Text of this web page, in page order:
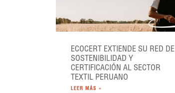
ECOCERT EXTIENDE SU RED DE
SOSTENIBILIDAD Y
CERTIFICACIÓN AL SECTOR
TEXTIL PERUANO
LEER MÁS »